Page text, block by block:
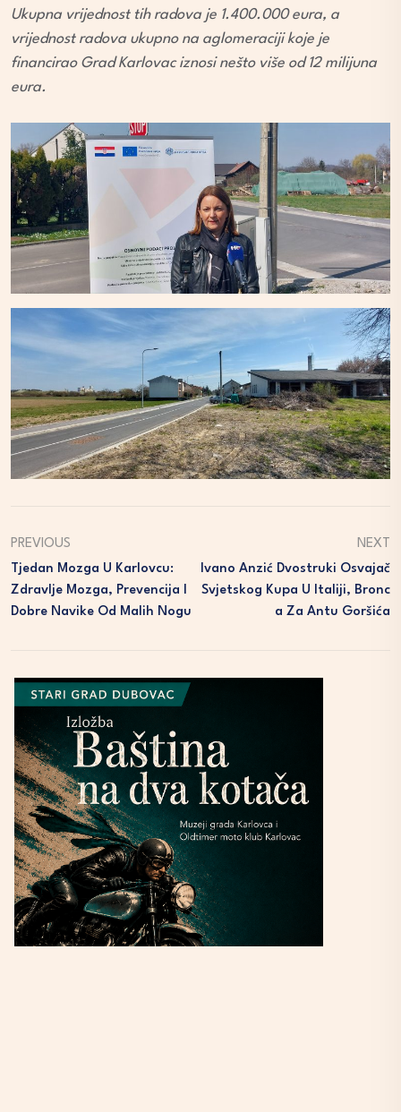
Ukupna vrijednost tih radova je 1.400.000 eura, a
vrijednost radova ukupno na aglomeraciji koje je
financirao Grad Karlovac iznosi nešto više od 12 milijuna
eura.
PREVIOUS
Tjedan Mozga U Karlovcu:
Zdravlje Mozga, Prevencija I
Dobre Navike Od Malih Nogu
NEXT
Ivano Anzić Dvostruki Osvajač
Svjetskog Kupa U Italiji, Bronc
A Za Antu Goršića